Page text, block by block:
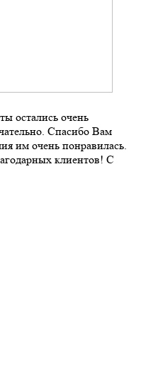
остались очень
Спасибо Вам
им очень понравилась.
клиентов! С